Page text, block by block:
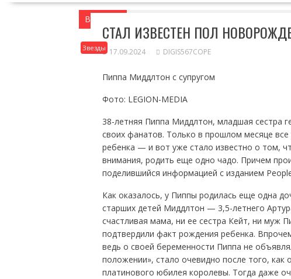
Вы здесь
Звезды
СТАЛ ИЗВЕСТЕН ПОЛ
17.09.2024 DIGIS567COPE
Пиппа Миддлтон с супругом
Фото: LEGION-MEDIA
38-летняя Пиппа Миддлтон, младшая сестра
своих фанатов. Только в прошлом месяце
ребенка — и вот уже стало известно о том,
внимания, родить еще одно чадо. Причем
поделившийся информацией с изданием
Как оказалось, у Пиппы родилась еще одна
старших детей Миддлтон — 3,5-летнего
счастливая мама, ни ее сестра Кейт, ни муж
подтвердили факт рождения ребенка.
ведь о своей беременности Пиппа не
положении», стало очевидно после того, как
платинового юбилея королевы. Тогда даже